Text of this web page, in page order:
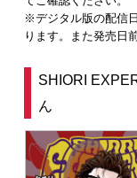
※デジタル版の配信
ります。また発売日
SHIORI
ん